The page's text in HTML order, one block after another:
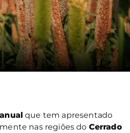
que tem apresentado
nas regiões do Cerrado